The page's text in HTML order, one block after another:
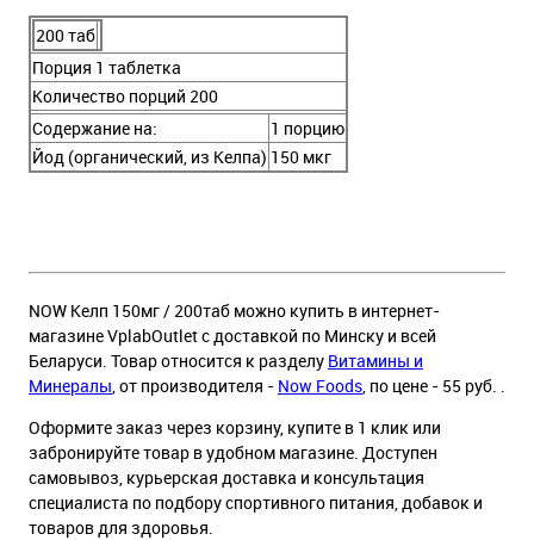
200 таб
Порция 1 таблетка
Количество порций 200
Содержание на:
1 порцию
Йод (органический, из Келпа) 150 мкг
NOW Келп 150мг / 200таб можно купить в интернет-
магазине VplabOutlet с доставкой по Минску и всей
Беларуси. Товар относится к разделу Витамины и
Минералы , от производителя - Now Foods , по цене - 55 руб. .
Оформите заказ через корзину, купите в 1 клик или
забронируйте товар в удобном магазине. Доступен
самовывоз, курьерская доставка и консультация
специалиста по подбору спортивного питания, добавок и
товаров для здоровья.